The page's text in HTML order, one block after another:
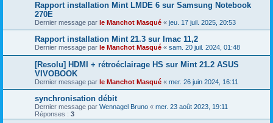
Rapport installation Mint LMDE 6 sur Samsung Notebook
270E
Dernier message par le Manchot Masqué « jeu. 17 juil. 2025, 20:53
Rapport installation Mint 21.3 sur Imac 11,2
Dernier message par le Manchot Masqué « sam. 20 juil. 2024, 01:48
[Resolu] HDMI + rétroéclairage HS sur Mint 21.2 ASUS
VIVOBOOK
Dernier message par le Manchot Masqué « mer. 26 juin 2024, 16:11
synchronisation débit
Dernier message par Wennagel Bruno « mer. 23 août 2023, 19:11
Réponses : 3